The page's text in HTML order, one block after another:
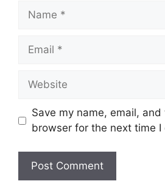
Name
Email
Website
Save my name, email,
browser for the next time I